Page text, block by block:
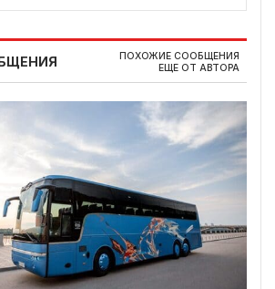
ПОХОЖИЕ СООБЩЕНИЯ
ЕЩЕ ОТ АВТОРА